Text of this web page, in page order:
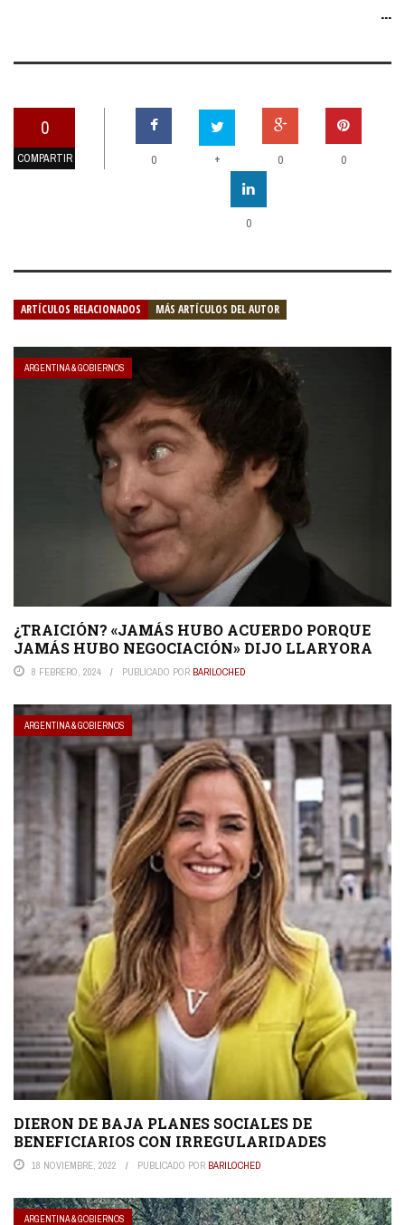
...
0
COMPARTIR 0 + 0 0
0
ARTÍCULOS RELACIONADOS MÁS ARTÍCULOS DEL AUTOR
ARGENTINA & GOBIERNOS
¿TRAICIÓN? «JAMÁS HUBO ACUERDO PORQUE
JAMÁS HUBO NEGOCIACIÓN» DIJO LLARYORA
8 FEBRERO, 2024 PUBLICADO POR BARILOCHED
ARGENTINA & GOBIERNOS
DIERON DE BAJA PLANES SOCIALES DE
BENEFICIARIOS CON IRREGULARIDADES
18 NOVIEMBRE, 2022 PUBLICADO POR BARILOCHED
ARGENTINA & GOBIERNOS